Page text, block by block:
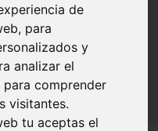
de
para
y
analizar el
comprender
visitantes.
tu aceptas el
Nico Fernandez